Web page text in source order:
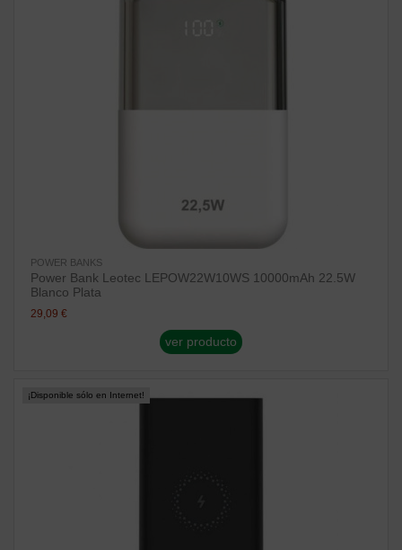
POWER BANKS
Power Bank Leotec LEPOW22W10WS 10000mAh 22.5W
Blanco Plata
29,09 €
ver producto
¡Disponible sólo en Internet!